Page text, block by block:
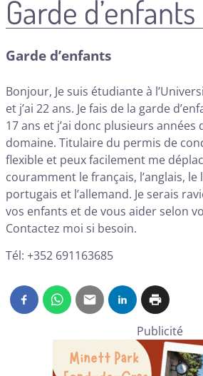
Garde d’enfants
Garde d’enfants
Bonjour, Je suis étudiante à
et j’ai 22 ans. Je fais de la garde
17 ans et j’ai donc plusieurs années
domaine. Titulaire du permis de
flexible et peux facilement me
couramment le français, l’anglais,
portugais et l’allemand. Je serais
vos enfants et de vous aider selon
Contactez moi si besoin.
Tél: +352 691163685
Publicité